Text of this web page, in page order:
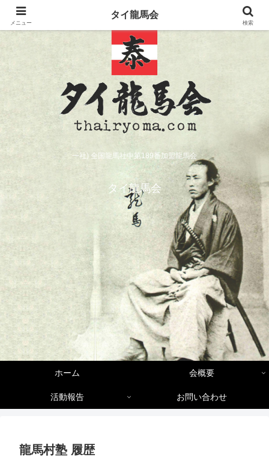
一社) 全国龍馬社中第189番加盟龍馬会
タイ龍馬会
ホーム 会概要
活動報告 お問い合わせ
龍馬村塾 履歴
メニュー
タイ龍馬会
検索